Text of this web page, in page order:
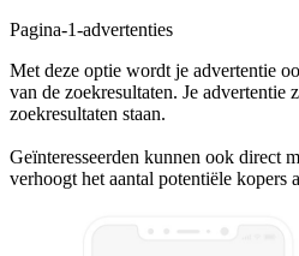
Pagina-1-advertenties
Met deze optie wordt je advertentie
van de zoekresultaten. Je advertentie
zoekresultaten staan.
Geïnteresseerden kunnen ook direct
verhoogt het aantal potentiële kopers